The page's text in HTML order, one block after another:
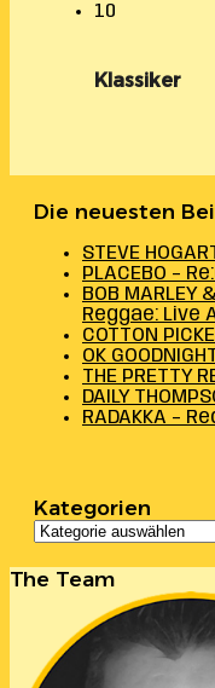
10
Klassiker
Die neuesten
STEVE
PLACEBO –
BOB MARLEY
Reggae: Live
COTTON
OK
THE PRETTY
DAILY
RADAKKA –
Kategorien
Kategorien
The Team